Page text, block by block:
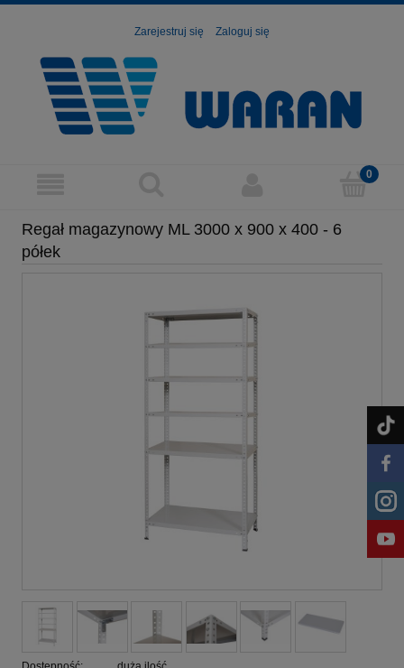
Zarejestruj się Zaloguj się
Regał magazynowy ML 3000 x 900 x 400 - 6
półek